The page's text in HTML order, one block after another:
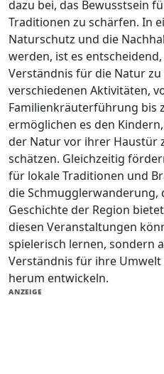
dazu bei, das Bewusstsein
Traditionen zu schärfen. In
Naturschutz und die
werden, ist es
Verständnis für die Natur
verschiedenen Aktivitäten,
Familienkräuterführung bis
ermöglichen es den
der Natur vor ihrer Haustür
schätzen. Gleichzeitig
für lokale Traditionen und
die Schmugglerwanderung,
Geschichte der Region
diesen Veranstaltungen
spielerisch lernen, sondern
Verständnis für ihre
herum entwickeln.
ANZEIGE